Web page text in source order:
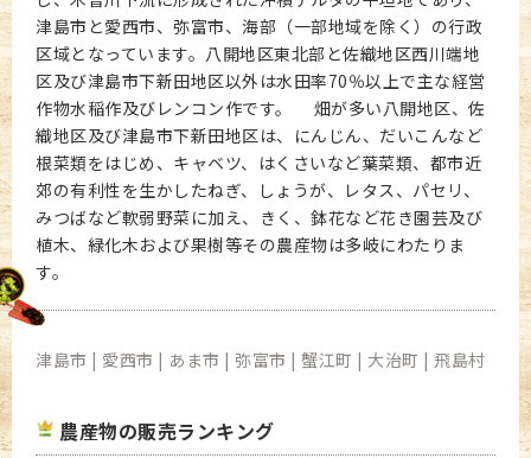
津島市と愛西市、弥富市、海部（一部地域を除く）の行政
区域となっています。八開地区東北部と佐織地区西川端地
区及び津島市下新田地区以外は水田率70％以上で主な経営
作物水稲作及びレンコン作です。 畑が多い八開地区、佐
織地区及び津島市下新田地区は、にんじん、だいこんなど
根菜類をはじめ、キャベツ、はくさいなど葉菜類、都市近
郊の有利性を生かしたねぎ、しょうが、レタス、パセリ、
みつばなど軟弱野菜に加え、きく、鉢花など花き園芸及び
植木、緑化木および果樹等その農産物は多岐にわたりま
す。
津島市 | 愛西市 | あま市 | 弥富市 | 蟹江町 | 大治町 | 飛島村
農産物の販売ランキング